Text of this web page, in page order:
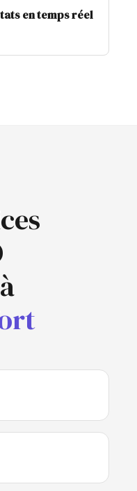
en temps réel